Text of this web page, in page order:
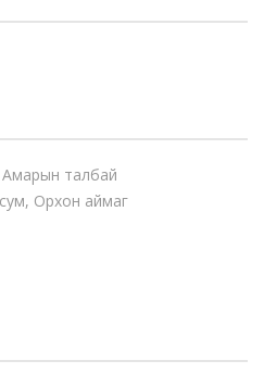
Амарын талбай
Орхон аймаг